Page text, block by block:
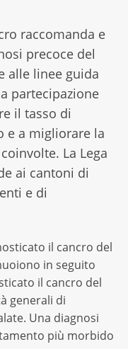
raccomanda e
precoce del
alle linee guida
partecipazione
il tasso di
e a migliorare la
La Lega
ai cantoni di
e di
il cancro del
in seguito
il cancro del
generali di
Una diagnosi
più morbido